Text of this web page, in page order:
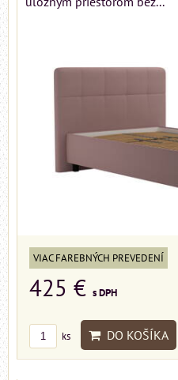
VIAC FAREBNÝCH PREVEDENÍ
425 € s DPH
ks DO KOŠÍKA